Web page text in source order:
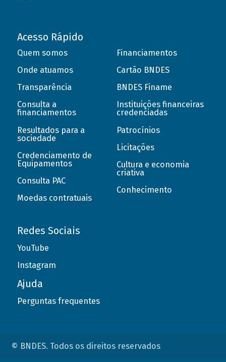
Acesso Rápido
Quem somos
Onde atuamos
Transparência
Consulta a
financiamentos
Resultados para a
sociedade
Credenciamento de
Equipamentos
Consulta PAC
Moedas contratuais
Financiamentos
Cartão BNDES
BNDES Finame
Instituições financeiras
credenciadas
Patrocínios
Licitações
Cultura e economia
criativa
Conhecimento
Redes Sociais
YouTube
Instagram
Ajuda
Perguntas frequentes
© BNDES. Todos os direitos reservados